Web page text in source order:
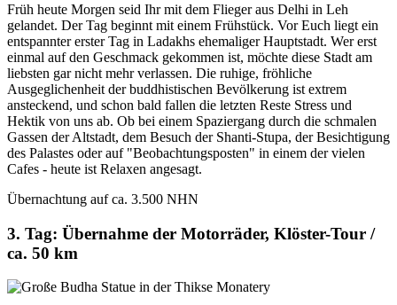
Früh heute Morgen seid Ihr mit dem Flieger aus Delhi in Leh
gelandet. Der Tag beginnt mit einem Frühstück. Vor Euch liegt ein
entspannter erster Tag in Ladakhs ehemaliger Hauptstadt. Wer erst
einmal auf den Geschmack gekommen ist, möchte diese Stadt am
liebsten gar nicht mehr verlassen. Die ruhige, fröhliche
Ausgeglichenheit der buddhistischen Bevölkerung ist extrem
ansteckend, und schon bald fallen die letzten Reste Stress und
Hektik von uns ab. Ob bei einem Spaziergang durch die schmalen
Gassen der Altstadt, dem Besuch der Shanti-Stupa, der Besichtigung
des Palastes oder auf "Beobachtungsposten" in einem der vielen
Cafes - heute ist Relaxen angesagt.
Übernachtung auf ca. 3.500 NHN
3. Tag: Übernahme der Motorräder, Klöster-Tour /
ca. 50 km